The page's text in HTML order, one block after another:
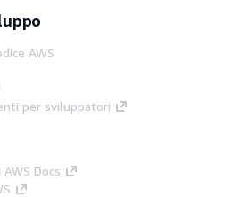
AWS
per sviluppatori
Docs